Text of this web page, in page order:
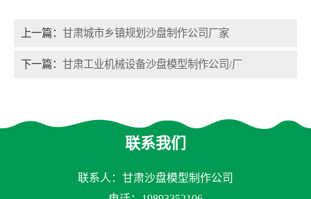
上一篇： 甘肃城市乡镇规划沙盘制作公司厂家
下一篇： 甘肃工业机械设备沙盘模型制作公司/厂
联系我们
联系人：甘肃沙盘模型制作公司